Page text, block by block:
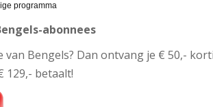
programma
abonnees
van Bengels? Dan ontvang je € 50,-
129,- betaalt!